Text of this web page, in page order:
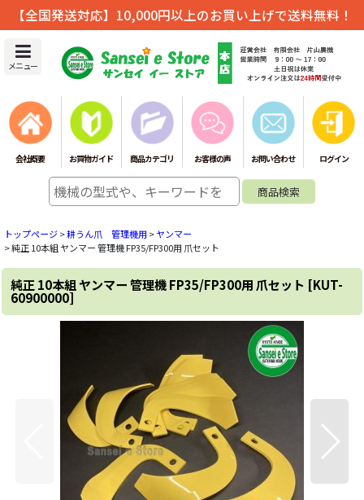
【全国発送対応】10,000円以上のお買い上げで送料無料！
メニュー
会社概要 お買物ガイド 商品カテゴリ お客様の声 お問い合わせ ログイン
トップページ>耕うん爪 管理機用 >ヤンマー
>純正 10本組 ヤンマー 管理機 FP35/FP300用 爪セット
純正 10本組 ヤンマー 管理機 FP35/FP300用 爪セット [KUT-
60900000]